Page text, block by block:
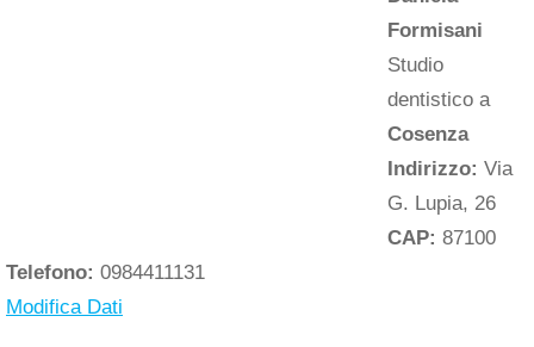
Formisani
Studio
dentistico a
Cosenza
Indirizzo: Via
G. Lupia, 26
CAP: 87100
Telefono: 0984411131
Modifica Dati